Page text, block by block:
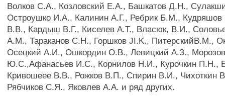
Волков С.А., Козловский Е.А., Башкатов Д.Н.,
Остроушко И.А., Калинин А.Г., Ребрик Б.М.,
В.В., Кардыш В.Г., Киселев А.Т., Власюк, В.И.,
A.M., Тараканов С.Н., Горшков JI.K., ПитерскийВ.М.,
Осецкий А.И., Ошкордин О.В., Левицкий А.З.,
Ю.С.,Афанасьев И.С., Корнилов Н.И., Курочкин П.Н.,
Кривошеее В.В., Рожков В.П., Спирин В.И., Чихоткин
Рябчиков С.Я., Яковлев A.A. и ряд других.